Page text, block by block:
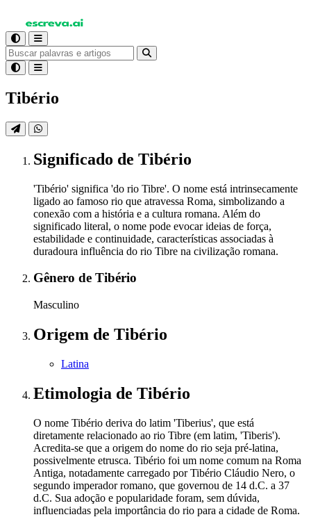
Tibério
Significado de Tibério
'Tibério' significa 'do rio Tibre'. O nome está intrinsecamente
ligado ao famoso rio que atravessa Roma, simbolizando a
conexão com a história e a cultura romana. Além do
significado literal, o nome pode evocar ideias de força,
estabilidade e continuidade, características associadas à
duradoura influência do rio Tibre na civilização romana.
Gênero de Tibério
Masculino
Origem de Tibério
Latina
Etimologia de Tibério
O nome Tibério deriva do latim 'Tiberius', que está
diretamente relacionado ao rio Tibre (em latim, 'Tiberis').
Acredita-se que a origem do nome do rio seja pré-latina,
possivelmente etrusca. Tibério foi um nome comum na Roma
Antiga, notadamente carregado por Tibério Cláudio Nero, o
segundo imperador romano, que governou de 14 d.C. a 37
d.C. Sua adoção e popularidade foram, sem dúvida,
influenciadas pela importância do rio para a cidade de Roma.